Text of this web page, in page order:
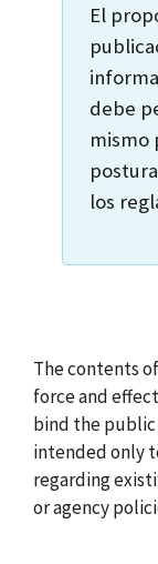
El
debe
mismo
los
The contents
force and
bind the public
intended only
regarding
or agency